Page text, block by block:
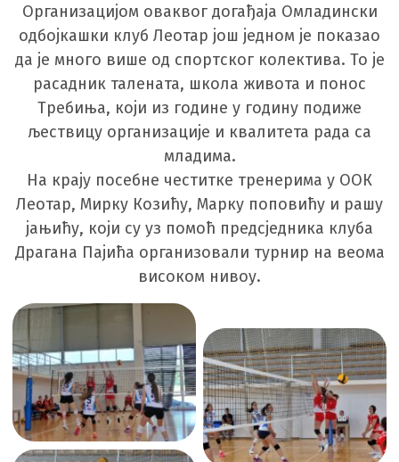
Организацијом оваквог догађаја Омладински
одбојкашки клуб Леотар још једном је показао
да је много више од спортског колектива. То је
расадник талената, школа живота и понос
Требиња, који из године у годину подиже
љествицу организације и квалитета рада са
младима.
На крају посебне честитке тренерима у ООК
Леотар, Мирку Козићу, Марку поповићу и рашу
јањићу, који су уз помоћ предсједника клуба
Драгана Пајића организовали турнир на веома
високом нивоу.